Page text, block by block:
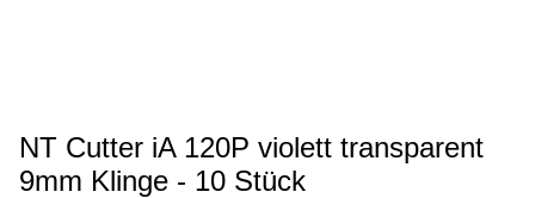
NT Cutter iA 120P violett transparent
9mm Klinge - 10 Stück